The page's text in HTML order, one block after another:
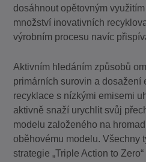
dosáhnout opětovným
množství inovativních
výrobním procesu navíc
Aktivním hledáním způsobů
primárních surovin a dosažení
recyklace s nízkými emisemi
aktivně snaží urychlit svůj
modelu založeného na
oběhovému modelu. Všechny
strategie „Triple Action to